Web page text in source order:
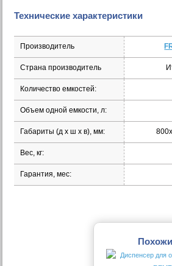
Технические характеристики
Производитель
Страна производитель
Количество емкостей:
Объем одной емкости, л:
Габариты (д х ш х в), мм:
Вес, кг:
Гарантия, мес: